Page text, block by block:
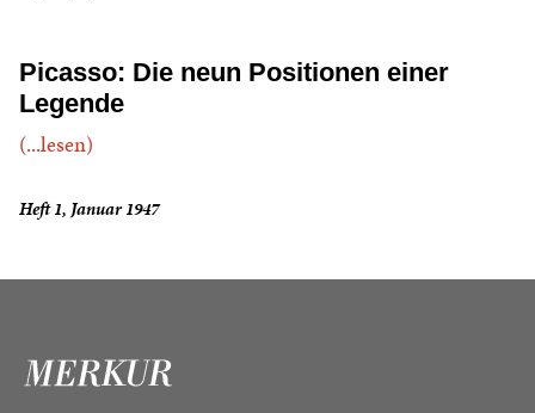
Picasso: Die neun Positionen einer
Legende
(...lesen)
Heft 1, Januar 1947